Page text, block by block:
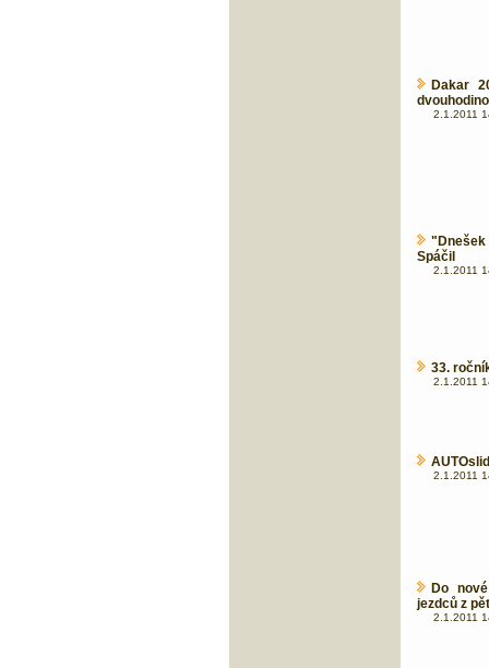
Dakar
2.1.2011
Spáčil
2.1.2011
33.
2.1.2011
2.1.2011
Do
jezdců z
2.1.2011